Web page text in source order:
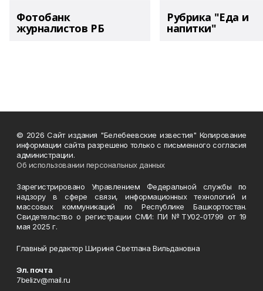
Фотобанк
журналистов РБ
Рубрика "Еда и
напитки"
© 2026 Сайт издания "Белебеевские известия" Копирование
информации сайта разрешено только с письменного согласия
администрации.
Об использовании персональных данных
Зарегистрировано Управлением Федеральной службы по
надзору в сфере связи, информационных технологий и
массовых коммуникаций по Республике Башкортостан.
Свидетельство о регистрации СМИ: ПИ №ТУ02-01799 от 19
мая 2025 г.
Главный редактор Шириня Светлана Вильдановна
Эл. почта
7belizv@mail.ru